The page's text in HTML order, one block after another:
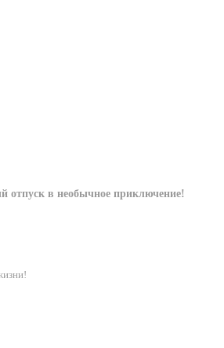
отпуск в необычное приключение!